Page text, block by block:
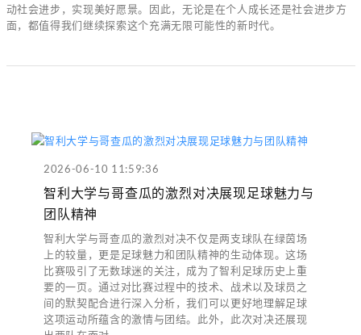
动社会进步，实现美好愿景。因此，无论是在个人成长还是社会进步方
面，都值得我们继续探索这个充满无限可能性的新时代。
2026-06-10 11:59:36
智利大学与哥查瓜的激烈对决展现足球魅力与
团队精神
智利大学与哥查瓜的激烈对决不仅是两支球队在绿茵场
上的较量，更是足球魅力和团队精神的生动体现。这场
比赛吸引了无数球迷的关注，成为了智利足球历史上重
要的一页。通过对比赛过程中的技术、战术以及球员之
间的默契配合进行深入分析，我们可以更好地理解足球
这项运动所蕴含的激情与团结。此外，此次对决还展现